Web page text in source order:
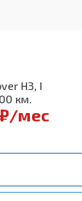
H3, I
км.
₽/мес